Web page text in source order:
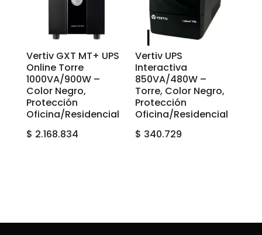
Vertiv GXT MT+ UPS
Online Torre
1000VA/900W –
Color Negro,
Protección
Oficina/Residencial
$ 2.168.834
Vertiv UPS
Interactiva
850VA/480W –
Torre, Color Negro,
Protección
Oficina/Residencial
$ 340.729